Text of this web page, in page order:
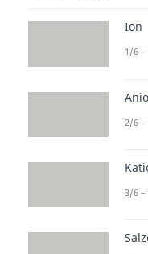
Ion
1/6 –
2/6 –
3/6 –